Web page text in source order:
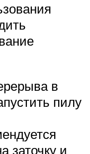
в
пилу
заточку и